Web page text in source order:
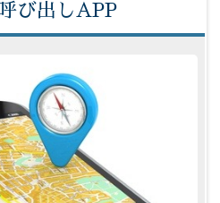
び出しAPP